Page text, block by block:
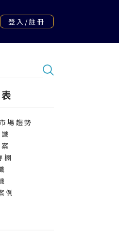
登入/註冊
場趨勢
欄
例